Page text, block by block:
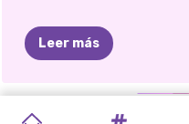
atención!
En esteemocionante
maquillar a las estrellas
Leer más
MEJORES
PRINCESAS
METAS